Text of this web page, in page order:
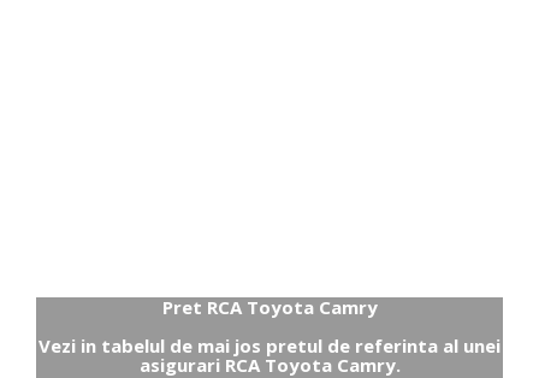
Pret RCA Toyota Camry
Vezi in tabelul de mai jos pretul de referinta al unei
asigurari RCA Toyota Camry.